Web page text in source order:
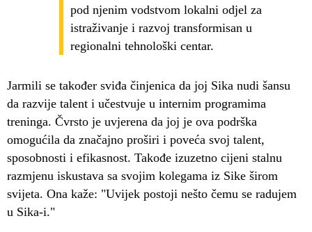
pod njenim vodstvom lokalni odjel za
istraživanje i razvoj transformisan u
regionalni tehnološki centar.
Jarmili se također sviđa činjenica da joj Sika nudi šansu
da razvije talent i učestvuje u internim programima
treninga. Čvrsto je uvjerena da joj je ova podrška
omogućila da značajno proširi i poveća svoj talent,
sposobnosti i efikasnost. Takođe izuzetno cijeni stalnu
razmjenu iskustava sa svojim kolegama iz Sike širom
svijeta. Ona kaže: "Uvijek postoji nešto čemu se radujem
u Sika-i."